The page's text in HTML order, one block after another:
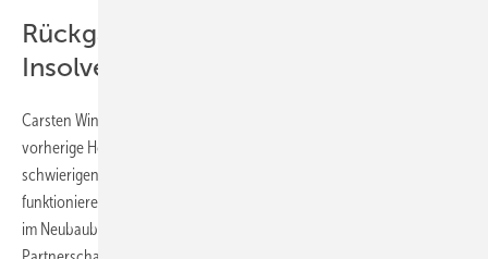
Rückgang im Neubaubereich
Insolvenzauslöser
Carsten Winkler, jetziger und künftiger rubo-CEO erläutert, dass die
vorherige Holdingstruktur mit Private-Equity-Hintergrund in
schwierigen Zeiten nicht zielführend war: „Solche Strukturen
funktionieren gut, wenn jeden Tag die Sonne scheint.“ Der Rückgang
im Neubaubereich führte zu Umsatzeinbußen, wodurch die